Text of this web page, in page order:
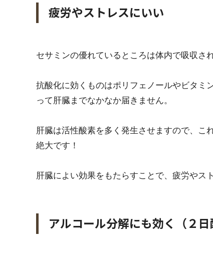
疲労やストレスにいい
セサミンの優れているところは体内で吸収さ
抗酸化に効くものはポリフェノールやビタミ
って肝臓までなかなか届きません。
肝臓は活性酸素を多く発生させますので、こ
絶大です！
肝臓によい効果をもたらすことで、疲労やス
アルコール分解にも効く（２日